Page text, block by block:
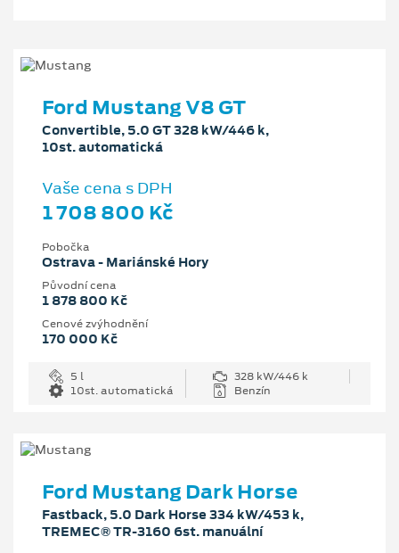
Ford Mustang V8 GT
Convertible, 5.0 GT 328 kW/446 k,
10st. automatická
Vaše cena s DPH
1 708 800 Kč
Pobočka
Ostrava - Mariánské Hory
Původní cena
1 878 800 Kč
Cenové zvýhodnění
170 000 Kč
5 l
328 kW/446 k
10st. automatická
Benzín
Ford Mustang Dark Horse
Fastback, 5.0 Dark Horse 334 kW/453 k,
TREMEC® TR-3160 6st. manuální